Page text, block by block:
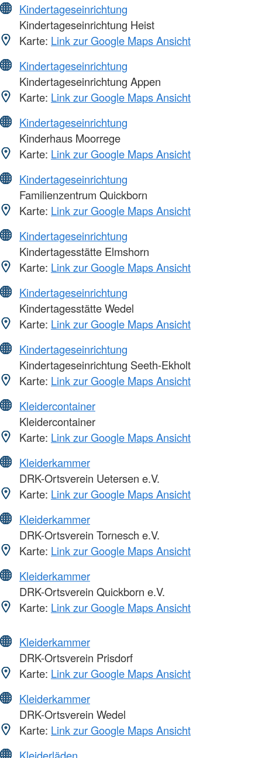
Kindertageseinrichtung
Kindertageseinrichtung Heist
Karte: Link zur Google Maps Ansicht
Kindertageseinrichtung
Kindertageseinrichtung Appen
Karte: Link zur Google Maps Ansicht
Kindertageseinrichtung
Kinderhaus Moorrege
Karte: Link zur Google Maps Ansicht
Kindertageseinrichtung
Familienzentrum Quickborn
Karte: Link zur Google Maps Ansicht
Kindertageseinrichtung
Kindertagesstätte Elmshorn
Karte: Link zur Google Maps Ansicht
Kindertageseinrichtung
Kindertagesstätte Wedel
Karte: Link zur Google Maps Ansicht
Kindertageseinrichtung
Kindertageseinrichtung Seeth-Ekholt
Karte: Link zur Google Maps Ansicht
Kleidercontainer
Kleidercontainer
Karte: Link zur Google Maps Ansicht
Kleiderkammer
DRK-Ortsverein Uetersen e.V.
Karte: Link zur Google Maps Ansicht
Kleiderkammer
DRK-Ortsverein Tornesch e.V.
Karte: Link zur Google Maps Ansicht
Kleiderkammer
DRK-Ortsverein Quickborn e.V.
Karte: Link zur Google Maps Ansicht
Kleiderkammer
DRK-Ortsverein Prisdorf
Karte: Link zur Google Maps Ansicht
Kleiderkammer
DRK-Ortsverein Wedel
Karte: Link zur Google Maps Ansicht